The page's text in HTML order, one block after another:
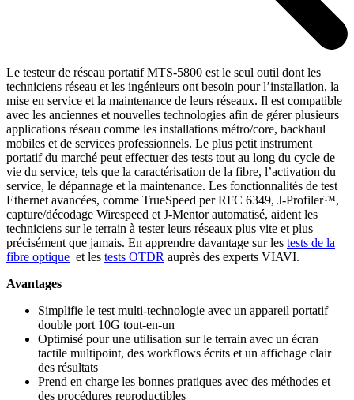
Le testeur de réseau portatif MTS-5800 est le seul outil dont les
techniciens réseau et les ingénieurs ont besoin pour l’installation, la
mise en service et la maintenance de leurs réseaux. Il est compatible
avec les anciennes et nouvelles technologies afin de gérer plusieurs
applications réseau comme les installations métro/core, backhaul
mobiles et de services professionnels. Le plus petit instrument
portatif du marché peut effectuer des tests tout au long du cycle de
vie du service, tels que la caractérisation de la fibre, l’activation du
service, le dépannage et la maintenance. Les fonctionnalités de test
Ethernet avancées, comme TrueSpeed per RFC 6349, J-Profiler™,
capture/décodage Wirespeed et J-Mentor automatisé, aident les
techniciens sur le terrain à tester leurs réseaux plus vite et plus
précisément que jamais. En apprendre davantage sur les tests de la
fibre optique et les tests OTDR auprès des experts VIAVI.
Avantages
Simplifie le test multi-technologie avec un appareil portatif
double port 10G tout-en-un
Optimisé pour une utilisation sur le terrain avec un écran
tactile multipoint, des workflows écrits et un affichage clair
des résultats
Prend en charge les bonnes pratiques avec des méthodes et
des procédures reproductibles